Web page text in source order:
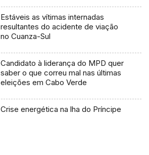
Estáveis as vítimas internadas
resultantes do acidente de viação
no Cuanza-Sul
Candidato à liderança do MPD quer
saber o que correu mal nas últimas
eleições em Cabo Verde
Crise energética na lha do Príncipe